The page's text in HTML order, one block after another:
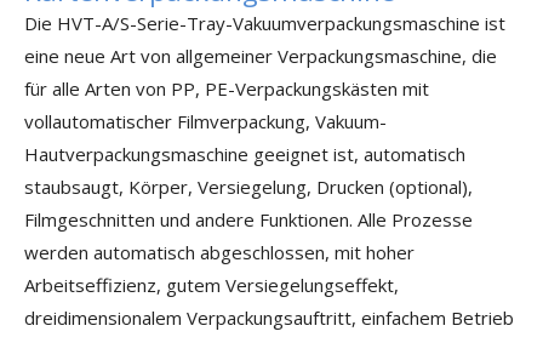
Die HVT-A/S-Serie-Tray-Vakuumverpackungsmaschine ist
eine neue Art von allgemeiner Verpackungsmaschine, die
für alle Arten von PP, PE-Verpackungskästen mit
vollautomatischer Filmverpackung, Vakuum-
Hautverpackungsmaschine geeignet ist, automatisch
staubsaugt, Körper, Versiegelung, Drucken (optional),
Filmgeschnitten und andere Funktionen. Alle Prozesse
werden automatisch abgeschlossen, mit hoher
Arbeitseffizienz, gutem Versiegelungseffekt,
dreidimensionalem Verpackungsauftritt, einfachem Betrieb